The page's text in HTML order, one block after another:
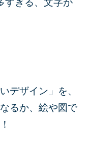
すぎる、文字が
デザイン」を、
るか、絵や図で